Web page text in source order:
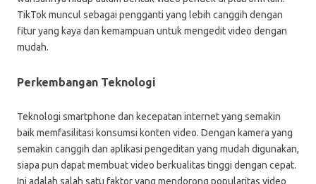
TikTok muncul sebagai pengganti yang lebih canggih dengan
fitur yang kaya dan kemampuan untuk mengedit video dengan
mudah.
Perkembangan Teknologi
Teknologi smartphone dan kecepatan internet yang semakin
baik memfasilitasi konsumsi konten video. Dengan kamera yang
semakin canggih dan aplikasi pengeditan yang mudah digunakan,
siapa pun dapat membuat video berkualitas tinggi dengan cepat.
Ini adalah salah satu faktor yang mendorong popularitas video